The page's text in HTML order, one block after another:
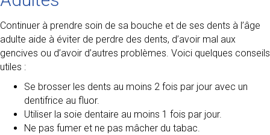
Continuer à prendre soin de sa bouche et de ses dents à l’âge
adulte aide à éviter de perdre des dents, d’avoir mal aux
gencives ou d’avoir d’autres problèmes. Voici quelques conseils
utiles :
Se brosser les dents au moins 2 fois par jour avec un
dentifrice au fluor.
Utiliser la soie dentaire au moins 1 fois par jour.
Ne pas fumer et ne pas mâcher du tabac.